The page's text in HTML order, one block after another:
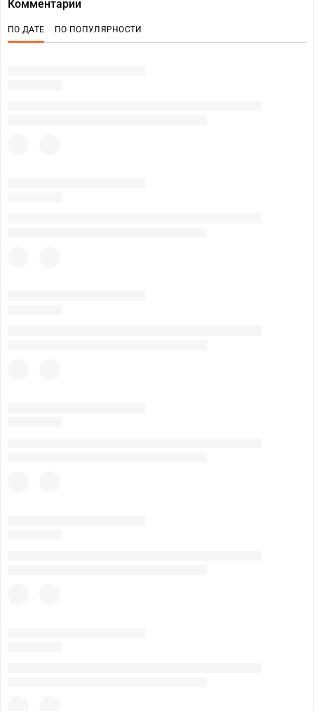
Комментарии
ПО ДАТЕ ПО ПОПУЛЯРНОСТИ